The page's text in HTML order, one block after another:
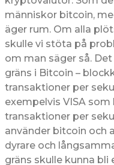
människor bitcoin,
äger rum. Om alla
skulle vi stöta på
om man säger så.
gräns i Bitcoin –
transaktioner per
exempelvis VISA
transaktioner per
använder bitcoin och
dyrare och
gräns skulle kunna